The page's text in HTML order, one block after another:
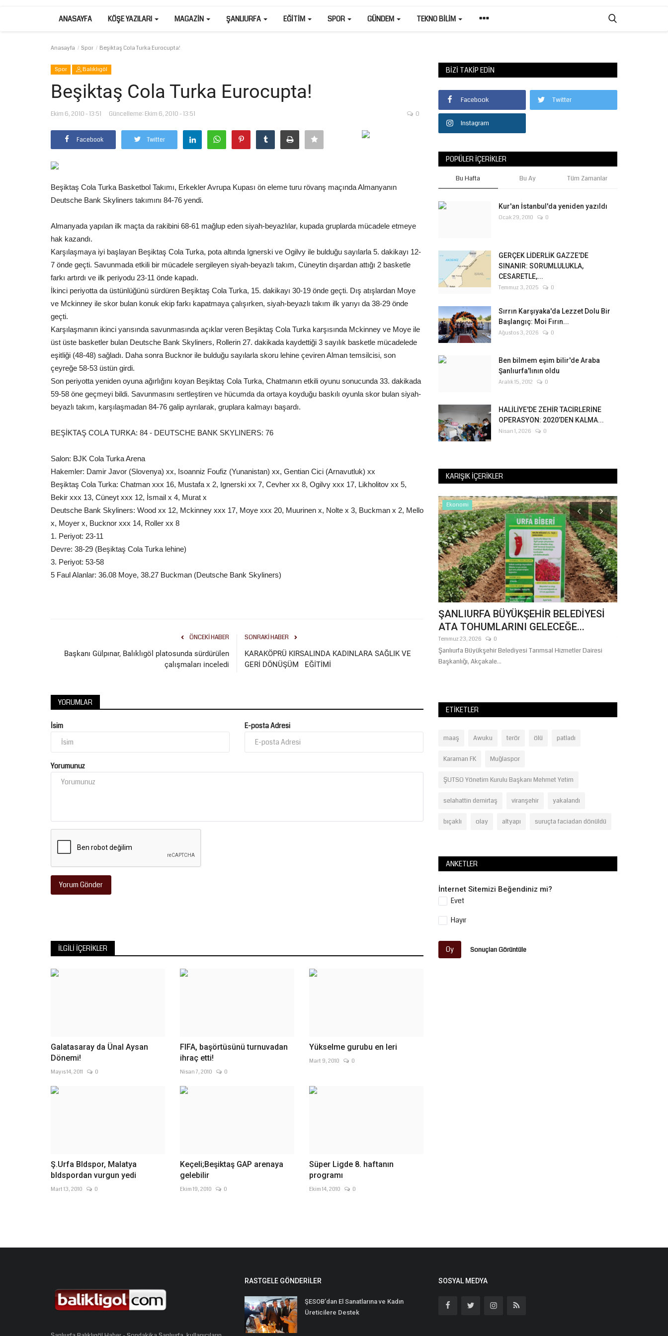
ANASAYFA KÖŞE YAZILARI MAGAZIN ŞANLIURFA EĞITIM SPOR GÜNDEM TEKNO BILIM
Anasayfa Spor Beşiktaş Cola Turka Eurocupta!
Spor Balıklıgöl
Beşiktaş Cola Turka Eurocupta!
Ekim 6, 2010 - 13:51 Güncelleme: Ekim 6, 2010 - 13:51 0
Facebook Twitter
Beşiktaş Cola Turka Basketbol Takımı, Erkekler Avrupa Kupası ön eleme turu rövanş maçında Almanyanın
Deutsche Bank Skyliners takımını 84-76 yendi.
Almanyada yapılan ilk maçta da rakibini 68-61 mağlup eden siyah-beyazlılar, kupada gruplarda mücadele etmeye
hak kazandı.
Karşılaşmaya iyi başlayan Beşiktaş Cola Turka, pota altında Ignerski ve Ogilvy ile bulduğu sayılarla 5. dakikayı 12-
7 önde geçti. Savunmada etkili bir mücadele sergileyen siyah-beyazlı takım, Cüneytin dışardan attığı 2 basketle
farkı artırdı ve ilk periyodu 23-11 önde kapadı.
İkinci periyotta da üstünlüğünü sürdüren Beşiktaş Cola Turka, 15. dakikayı 30-19 önde geçti. Dış atışlardan Moye
ve Mckinney ile skor bulan konuk ekip farkı kapatmaya çalışırken, siyah-beyazlı takım ilk yarıyı da 38-29 önde
geçti.
Karşılaşmanın ikinci yarısında savunmasında açıklar veren Beşiktaş Cola Turka karşısında Mckinney ve Moye ile
üst üste basketler bulan Deutsche Bank Skyliners, Rollerin 27. dakikada kaydettiği 3 sayılık basketle mücadelede
eşitliği (48-48) sağladı. Daha sonra Bucknor ile bulduğu sayılarla skoru lehine çeviren Alman temsilcisi, son
çeyreğe 58-53 üstün girdi.
Son periyotta yeniden oyuna ağırlığını koyan Beşiktaş Cola Turka, Chatmanın etkili oyunu sonucunda 33. dakikada
59-58 öne geçmeyi bildi. Savunmasını sertleştiren ve hücumda da ortaya koyduğu baskılı oyunla skor bulan siyah-
beyazlı takım, karşılaşmadan 84-76 galip ayrılarak, gruplara kalmayı başardı.
BEŞİKTAŞ COLA TURKA: 84 - DEUTSCHE BANK SKYLINERS: 76
Salon: BJK Cola Turka Arena
Hakemler: Damir Javor (Slovenya) xx, Isoanniz Foufiz (Yunanistan) xx, Gentian Cici (Arnavutluk) xx
Beşiktaş Cola Turka: Chatman xxx 16, Mustafa x 2, Ignerski xx 7, Cevher xx 8, Ogilvy xxx 17, Likholitov xx 5,
Bekir xxx 13, Cüneyt xxx 12, İsmail x 4, Murat x
Deutsche Bank Skyliners: Wood xx 12, Mckinney xxx 17, Moye xxx 20, Muurinen x, Nolte x 3, Buckman x 2, Mello
x, Moyer x, Bucknor xxx 14, Roller xx 8
1. Periyot: 23-11
Devre: 38-29 (Beşiktaş Cola Turka lehine)
3. Periyot: 53-58
5 Faul Alanlar: 36.08 Moye, 38.27 Buckman (Deutsche Bank Skyliners)
ÖNCEKI HABER
Başkanı Gülpınar, Balıklıgöl platosunda sürdürülen
çalışmaları inceledi
SONRAKI HABER
KARAKÖPRÜ KIRSALINDA KADINLARA SAĞLIK VE
GERİ DÖNÜŞÜM EĞİTİMİ
YORUMLAR
İsim E-posta Adresi
Yorumunuz
Yorum Gönder
İLGILI İÇERIKLER
Galatasaray da Ünal Aysan
Dönemi!
Mayıs 14, 2011 0
FIFA, başörtüsünü turnuvadan
ihraç etti!
Nisan 7, 2010 0
Yükselme gurubu en leri
Mart 9, 2010 0
Ş.Urfa Bldspor, Malatya
bldspordan vurgun yedi
Mart 13, 2010 0
Keçeli;Beşiktaş GAP arenaya
gelebilir
Ekim 19, 2010 0
Süper Ligde 8. haftanın
programı
Ekim 14, 2010 0
BIZI TAKIP EDIN
Facebook Twitter
Instagram
POPÜLER İÇERIKLER
Bu Hafta Bu Ay Tüm Zamanlar
Kur'an İstanbul'da yeniden yazıldı
Ocak 29, 2010 0
GERÇEK LİDERLİK GAZZE’DE
SINANIR: SORUMLULUKLA,
CESARETLE,...
Temmuz 3, 2025 0
Sırrın Karşıyaka'da Lezzet Dolu Bir
Başlangıç: Moi Fırın...
Ağustos 3, 2026 0
Ben bilmem eşim bilir'de Araba
Şanlıurfa'lının oldu
Aralık 15, 2012 0
HALİLİYE'DE ZEHİR TACİRLERİNE
OPERASYON: 2020’DEN KALMA...
Nisan 1, 2026 0
KARIŞIK İÇERIKLER
Türkiye Belediyeler Birliği (TBB) Tarım ve Gıda Güvenliği
İŞÇİNİN...
Ağustos 7, 2026 0
Şanlıurfa Büyükşehir Belediyesi ile Öz Belediye İş Sendikası,
Ekonomi
ŞANLIURFA BÜYÜKŞEHİR BELEDİYESİ
ATA TOHUMLARINI GELECEĞE...
Temmuz 23, 2026 0
Şanlıurfa Büyükşehir Belediyesi Tarımsal Hizmetler Dairesi
Başkanlığı, Akçakale...
ETIKETLER
maaş Awuku terör ölü patladı
Karaman FK Muğlaspor
ŞUTSO Yönetim Kurulu Başkanı Mehmet Yetim
selahattin demirtaş viranşehir yakalandı
bıçaklı olay altyapı suruçta faciadan dönüldü
ANKETLER
İnternet Sitemizi Beğendiniz mi?
Evet
Hayır
Oy Sonuçları Görüntüle
RASTGELE GÖNDERILER
ŞESOB’dan El Sanatlarına ve Kadın
Üreticilere Destek
SOSYAL MEDYA